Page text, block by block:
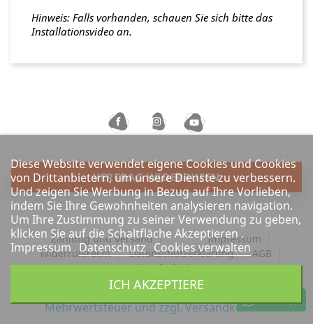
WhatsApp
Hinweis: Falls vorhanden, schauen Sie sich bitte das
Installationsvideo an.
Diese Website verwendet eigene Cookies und Cookies
von Drittanbietern, um unsere Dienste zu verbessern.
Und zeigen Sie Werbung in Bezug auf Ihre Vorlieben,
indem Sie Ihre Gewohnheiten analysieren navigation.
Um Ihre Zustimmung zu seiner Verwendung zu geben,
klicken Sie auf die Schaltfläche Akzeptieren .
Impressum Datenschutz Cookies verwalten
ICH AKZEPTIERE
VERTRAG WIDERRUFEN
Zahlung und Versand
Impressum
Widerrufsrecht
Datenschutzerklärung
AGB
Barrierefreiheit
Alle Preise verstehen sich inkl. gesetzlicher
Mehrwertsteuer undzzgl. Versandkosten.